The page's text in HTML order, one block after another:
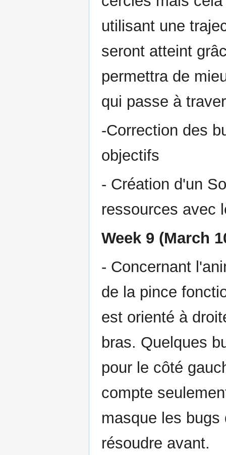
utilisant une
seront atteint
permettra de
qui passe à
-Correction des
objectifs
- Création d'un
ressources avec
Week 9 (March
- Concernant
de la pince
est orienté à
bras. Quelques
pour le côté
compte
masque les
résoudre avant.